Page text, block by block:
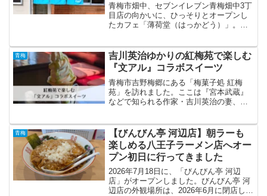
青梅市畑中、セブンイレブン青梅畑中3丁
目店の向かいに、ひっそりとオープンし
たカフェ「薄荷堂（はっかどう）」。尼
雰囲気の新しいカフェを訪れました。
青梅
吉川英治ゆかりの紅梅苑で楽しむ
『文アル』コラボスイーツ
青梅市吉野梅郷にある「梅菓子処 紅梅
苑」を訪れました。ここは『宮本武蔵』
などで知られる作家・吉川英治の妻、文
のそばに佇み、今も地元の人や観光客に
愛されています。紅梅苑の...
青梅
【びんびん亭 河辺店】朝ラーも
楽しめる八王子ラーメン店へオー
プン初日に行ってきました
2026年7月18日に、「びんびん亭 河辺
店」がオープンしました。びんびん亭 河
辺店の外観場所は、2026年6月に閉店した